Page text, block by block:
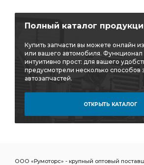
Полный каталог
Купить запчасти вы можете онлайн
или вашего автомобиля. Функционал
интуитивно прост: для вашего
предусмотрели несколько способов
автозапчастей.
ОТКРЫТЬ КАТАЛОГ
ООО «Румоторс» - крупный оптовый